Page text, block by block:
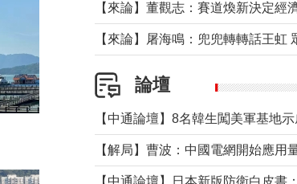
【來論】董觀志：賽道煥新決定經
論壇